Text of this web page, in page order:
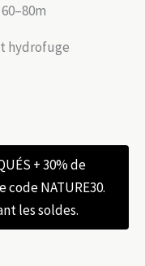
hydrofuge
+ 30% de
code NATURE30.
les soldes.